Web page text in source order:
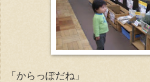
「からっぽだね」